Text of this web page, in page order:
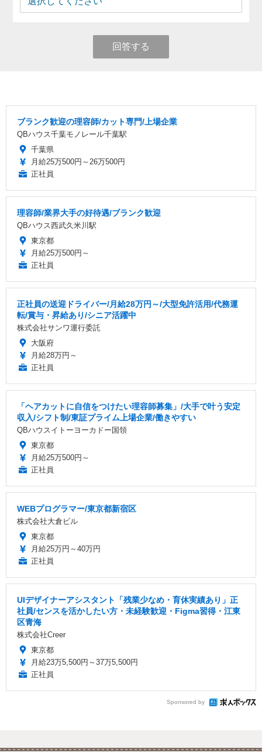
回答する
ブランク歓迎の理容師/カット専門/上場企業
QBハウス千葉モノレール千葉駅
千葉県
月給25万500円～26万500円
正社員
理容師/業界大手の好待遇/ブランク歓迎
QBハウス西武久米川駅
東京都
月給25万500円～
正社員
正社員の送迎ドライバー/月給28万円～/大型免許活用/代務運
転/賞与・昇給あり/シニア活躍中
株式会社サンワ運行委託
大阪府
月給28万円～
正社員
「ヘアカットに自信をつけたい理容師募集」/大手で叶う安定
収入/シフト制/東証プライム上場企業/働きやすい
QBハウスイトーヨーカドー国領
東京都
月給25万500円～
正社員
WEBプログラマー/東京都新宿区
株式会社大倉ビル
東京都
月給25万円～40万円
正社員
UIデザイナーアシスタント「残業少なめ・育休実績あり」正
社員/センスを活かしたい方・未経験歓迎・Figma習得・江東
区青海
株式会社Creer
東京都
月給23万5,500円～37万5,500円
正社員
Sponsored by